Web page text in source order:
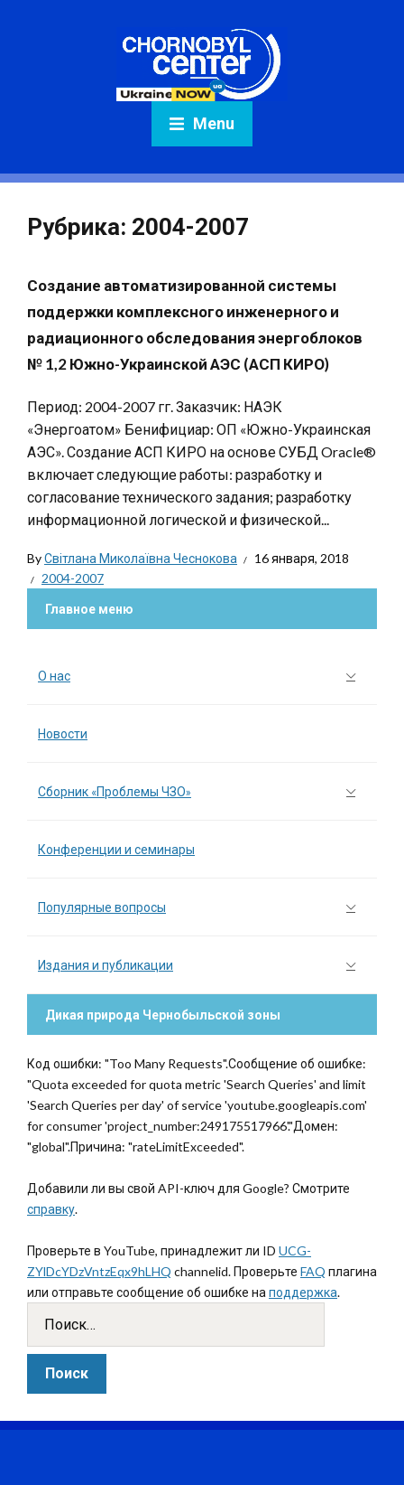
Menu
Рубрика: 2004-2007
Создание автоматизированной системы
поддержки комплексного инженерного и
радиационного обследования энергоблоков
№ 1,2 Южно-Украинской АЭС (АСП КИРО)
Период: 2004-2007 гг. Заказчик: НАЭК
«Энергоатом» Бенифициар: ОП «Южно-Украинская
АЭС». Создание АСП КИРО на основе СУБД Oracle®
включает следующие работы: разработку и
согласование технического задания; разработку
информационной логической и физической...
ByСвітлана Миколаївна Чеснокова
16 января, 2018
2004-2007
Главное меню
О нас
Новости
Сборник «Проблемы ЧЗО»
Конференции и семинары
Популярные вопросы
Издания и публикации
Дикая природа Чернобыльской зоны
Код ошибки: "Too Many Requests".Сообщение об ошибке:
"Quota exceeded for quota metric 'Search Queries' and limit
'Search Queries per day' of service 'youtube.googleapis.com'
for consumer 'project_number:249175517966'."Домен:
"global".Причина: "rateLimitExceeded".
Добавили ли вы свой API-ключ для Google? Смотрите
справку.
Проверьте в YouTube, принадлежит ли ID UCG-
ZYlDcYDzVntzEqx9hLHQ channelid. Проверьте FAQ плагина
или отправьте сообщение об ошибке на поддержка.